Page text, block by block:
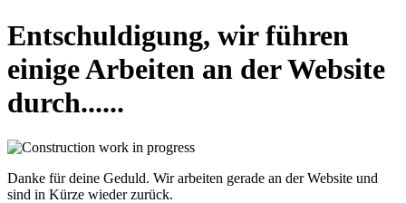
Entschuldigung, wir führen
einige Arbeiten an der Website
durch......
Danke für deine Geduld. Wir arbeiten gerade an der Website und
sind in Kürze wieder zurück.